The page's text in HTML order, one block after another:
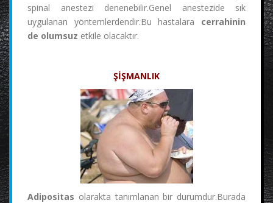
spinal anestezi denenebilir.Genel anestezide sık
uygulanan yöntemlerdendir.Bu hastalara cerrahinin
de olumsuz etkile olacaktır.
ŞİŞMANLIK
Adipositas olarakta tanımlanan bir durumdur.Burada